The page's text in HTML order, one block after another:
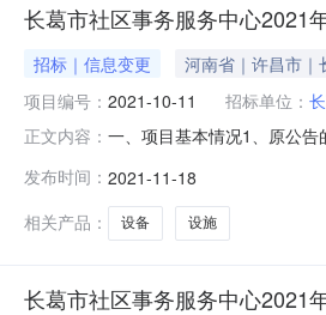
长葛市社区事务服务中心2021
招标｜信息变更 河南省｜许昌市｜
项目编号： 2021-10-11 招标单位：
正文内容： 一、项目基本情况1、原公
00分（北京时间）二、更正
发布时间： 2021-11-18
相关产品：
设备 设施
长葛市社区事务服务中心2021